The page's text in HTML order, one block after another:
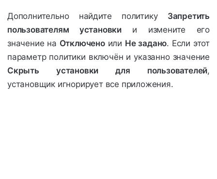
Дополнительно найдите политику Запретить
пользователям установки и измените его
значение на Отключеноили Не задано. Если этот
параметр политики включён и указанно значение
Скрыть установки для пользователей,
установщик игнорирует все приложения.